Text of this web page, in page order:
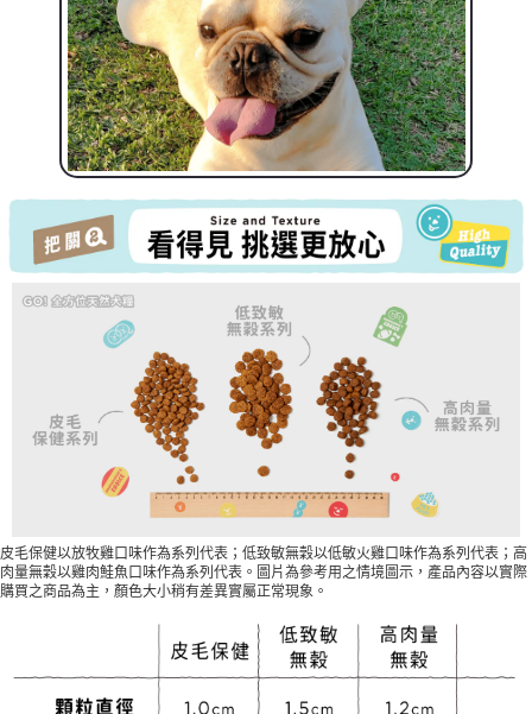
皮毛保健以放牧雞口味作為系列代表；低致敏無穀以低敏火雞口味作為系列代表；高
肉量無穀以雞肉鮭魚口味作為系列代表。圖片為參考用之情境圖示，產品內容以實際
購買之商品為主，顏色大小稍有差異實屬正常現象。